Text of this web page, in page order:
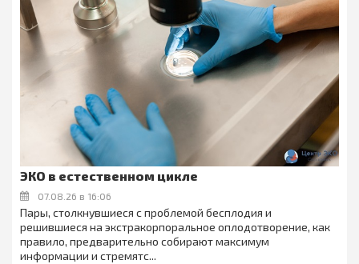
ЭКО в естественном цикле
07.08.26 в 16:06
Пары, столкнувшиеся с проблемой бесплодия и
решившиеся на экстракорпоральное оплодотворение, как
правило, предварительно собирают максимум
информации и стремятс...